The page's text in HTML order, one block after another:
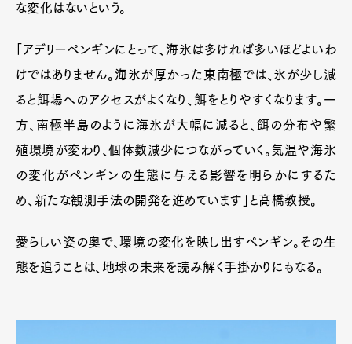
な変化はないという。
「アデリーペンギンにとって、海氷は多ければ多いほどよいわ
けではありません。海氷が厚かった東南極では、氷が少し減
ると餌場へのアクセスがよくなり、餌をとりやすくなります。一
方、南極半島のように海氷が大幅に減ると、餌の分布や繁
殖環境が変わり、個体数減少につながっていく。気温や海氷
の変化がペンギンの生態に与える影響を明らかにするた
め、新たな観測手法の開発を進めています」と髙橋教授。
愛らしい姿の奥で、環境の変化を映し出すペンギン。その生
態を追うことは、地球の未来を読み解く手掛かりにもなる。